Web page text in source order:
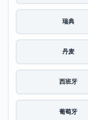
瑞典
丹麦
西班牙
葡萄牙